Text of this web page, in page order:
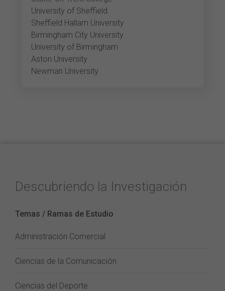
University of Sheffield
Sheffield Hallam University
Birmingham City University
University of Birmingham
Aston University
Newman University
Descubriendo la Investigación
Temas / Ramas de Estudio
Administración Comercial
Ciencias de la Comunicación
Ciencias del Deporte